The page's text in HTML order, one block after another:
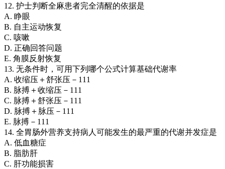
12. 护士判断全麻患者完全清醒的依据是
A. 睁眼
B. 自主运动恢复
C. 咳嗽
D. 正确回答问题
E. 角膜反射恢复
13. 无条件时，可用下列哪个公式计算基础代谢率
A. 收缩压＋舒张压－111
B. 脉搏＋收缩压－111
C. 脉搏＋舒张压－111
D. 脉搏＋脉压－111
E. 脉搏－111
14. 全胃肠外营养支持病人可能发生的最严重的代谢并发症是
A. 低血糖症
B. 脂肪肝
C. 肝功能损害